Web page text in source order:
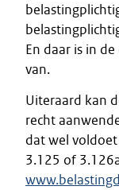
En daar is in
van.
Uiteraard kan
recht
dat wel
3.125 of